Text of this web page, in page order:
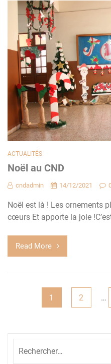
ACTUALITÉS
Noël au CND
cndadmin 14/12/2021
Noël est là ! Les ornements
cœurs Et apporte la joie
Read More
Pagination
1 2 …